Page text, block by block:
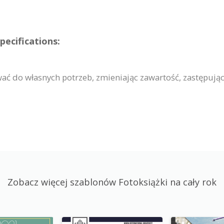
do własnych potrzeb, zmieniając zawartość,
Zobacz więcej szablonów Fotoksiążki na cały rok